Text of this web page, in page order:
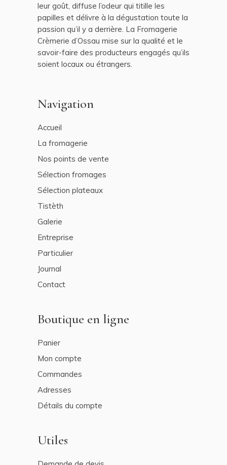
leur goût, diffuse l’odeur qui titille les
papilles et délivre à la dégustation toute la
passion qu’il y a derrière. La Fromagerie
Crèmerie d’Ossau mise sur la qualité et le
savoir-faire des producteurs engagés qu’ils
soient locaux ou étrangers.
Navigation
Accueil
La fromagerie
Nos points de vente
Sélection fromages
Sélection plateaux
Tistèth
Galerie
Entreprise
Particulier
Journal
Contact
Boutique en ligne
Panier
Mon compte
Commandes
Adresses
Détails du compte
Utiles